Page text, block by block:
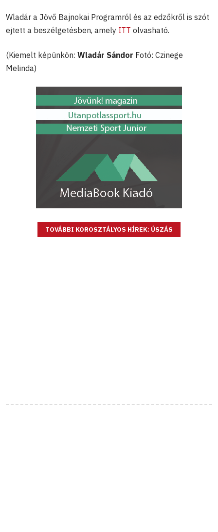
Wladár a Jövő Bajnokai Programról és az edzőkről is szót
ejtett a beszélgetésben, amely ITT olvasható.
(Kiemelt képünkön: Wladár Sándor Fotó: Czinege
Melinda)
TOVÁBBI KOROSZTÁLYOS HÍREK: ÚSZÁS